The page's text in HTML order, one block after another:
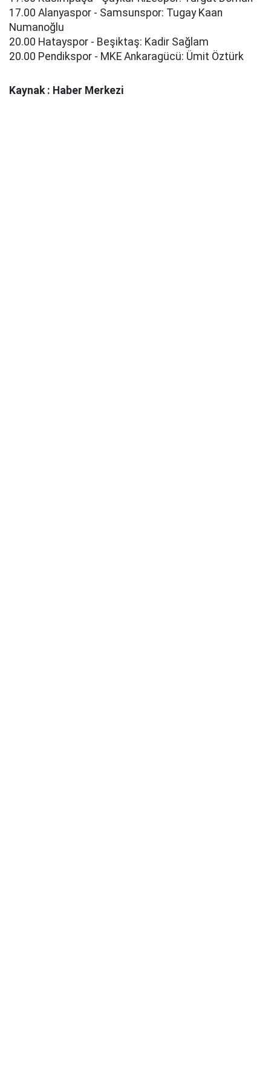
17.00 Alanyaspor - Samsunspor: Tugay Kaan
Numanoğlu
20.00 Hatayspor - Beşiktaş: Kadir Sağlam
20.00 Pendikspor - MKE Ankaragücü: Ümit Öztürk
Kaynak : Haber Merkezi